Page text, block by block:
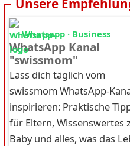
Unsere
Whatsapp · Business
WhatsApp Kanal
"swissmom"
Lass dich täglich vom
swissmom WhatsApp-
inspirieren: Praktische
für Eltern, Wissenswertes
Baby und alles, was das